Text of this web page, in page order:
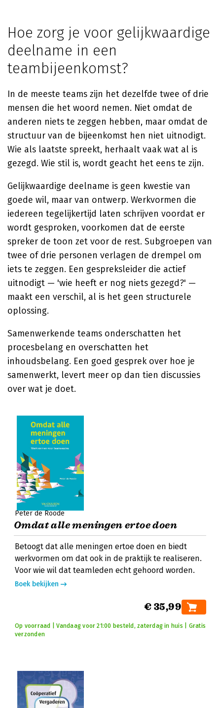
Hoe zorg je voor gelijkwaardige
deelname in een
teambijeenkomst?
In de meeste teams zijn het dezelfde twee of drie
mensen die het woord nemen. Niet omdat de
anderen niets te zeggen hebben, maar omdat de
structuur van de bijeenkomst hen niet uitnodigt.
Wie als laatste spreekt, herhaalt vaak wat al is
gezegd. Wie stil is, wordt geacht het eens te zijn.
Gelijkwaardige deelname is geen kwestie van
goede wil, maar van ontwerp. Werkvormen die
iedereen tegelijkertijd laten schrijven voordat er
wordt gesproken, voorkomen dat de eerste
spreker de toon zet voor de rest. Subgroepen van
twee of drie personen verlagen de drempel om
iets te zeggen. Een gespreksleider die actief
uitnodigt — 'wie heeft er nog niets gezegd?' —
maakt een verschil, al is het geen structurele
oplossing.
Samenwerkende teams onderschatten het
procesbelang en overschatten het
inhoudsbelang. Een goed gesprek over hoe je
samenwerkt, levert meer op dan tien discussies
over wat je doet.
Peter de Roode
Omdat alle meningen ertoe doen
Betoogt dat alle meningen ertoe doen en biedt
werkvormen om dat ook in de praktijk te realiseren.
Voor wie wil dat teamleden echt gehoord worden.
Boek bekijken
€ 35,99
Op voorraad | Vandaag voor 21:00 besteld, zaterdag in huis | Gratis
verzonden